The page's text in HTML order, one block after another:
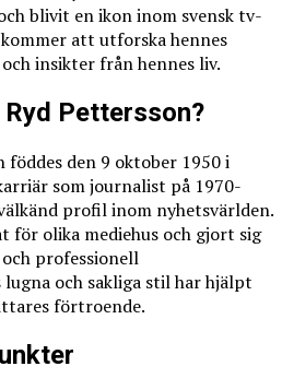
blivit en ikon inom svensk tv-
att utforska hennes
insikter från hennes liv.
Pettersson?
den 9 oktober 1950 i
som journalist på 1970-
profil inom nyhetsvärlden.
för olika mediehus och gjort sig
professionell
lugna och sakliga stil har hjälpt
förtroende.